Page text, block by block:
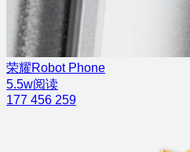
荣耀Robot Phone
5.5w阅读
177 456 259